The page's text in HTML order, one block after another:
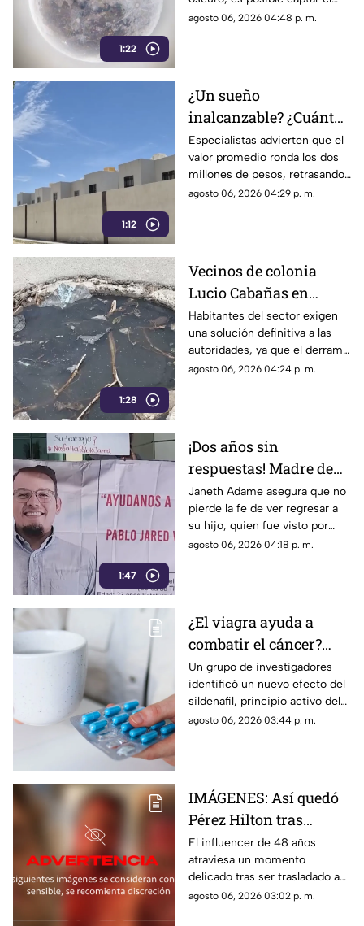
1:22
Laguna
aparente movimiento de las
agosto 06, 2026 04:48 p. m.
1:12
¿Un sueño
inalcanzable? ¿Cuánto
cuesta comprar una
casa en La Laguna?
Especialistas advierten que el
valor promedio ronda los dos
millones de pesos, retrasando
considerablemente la edad en
agosto 06, 2026 04:29 p. m.
1:28
Vecinos de colonia
Lucio Cabañas en
Lerdo exigen a SAPAL
reparar constante brote
de aguas negras
Habitantes del sector exigen
una solución definitiva a las
autoridades, ya que el derrame
representa un grave foco de
agosto 06, 2026 04:24 p. m.
1:47
¡Dos años sin
respuestas! Madre de
Pablo Jared mantiene
la esperanza de
encontrarlo con vida
Janeth Adame asegura que no
pierde la fe de ver regresar a
su hijo, quien fue visto por
última vez el 30 de julio de
agosto 06, 2026 04:18 p. m.
¿El viagra ayuda a
combatir el cáncer?
Estudio revela que
podría frenar la
metástasis
Un grupo de investigadores
identificó un nuevo efecto del
sildenafil, principio activo del
viagra, que podría cambiar su
agosto 06, 2026 03:44 p. m.
IMÁGENES: Así quedó
Pérez Hilton tras
agresiones durante en
vivo de TikTok
El influencer de 48 años
atraviesa un momento
delicado tras ser trasladado a
un hospital por cuerpos de
agosto 06, 2026 03:02 p. m.